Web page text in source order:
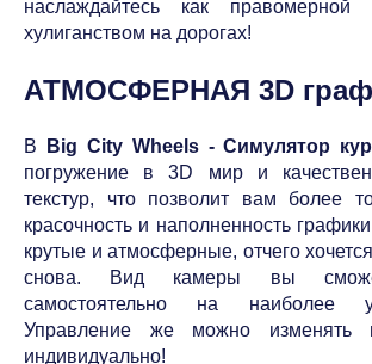
наслаждайтесь как
хулиганством на дорогах!
АТМОСФЕРНАЯ 3D
В Big City Wheels - Симулятор
погружение в 3D мир и
текстур, что позволит вам более
красочность и наполненность
крутые и атмосферные, отчего
снова. Вид камеры вы
самостоятельно на наиболее
Управление же можно изменять
индивидуально!